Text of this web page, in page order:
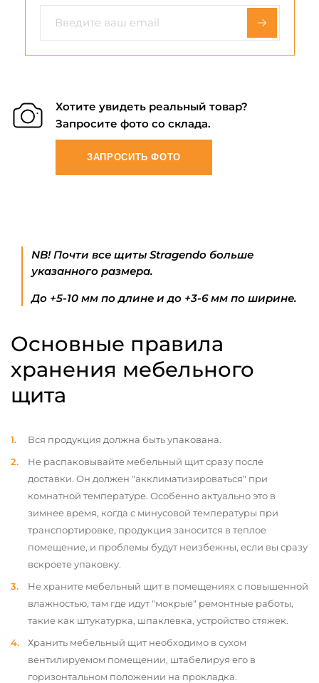
Хотите увидеть реальный товар?
Запросите фото со склада.
ЗАПРОСИТЬ ФОТО
NB! Почти все щиты Stragendo больше
указанного размера.
До +5-10 мм по длине и до +3-6 мм по ширине.
Основные правила
хранения мебельного
щита
Вся продукция должна быть упакована.
Не распаковывайте мебельный щит сразу после
доставки. Он должен "акклиматизироваться" при
комнатной температуре. Особенно актуально это в
зимнее время, когда с минусовой температуры при
транспортировке, продукция заносится в теплое
помещение, и проблемы будут неизбежны, если вы сразу
вскроете упаковку.
Не храните мебельный щит в помещениях с повышенной
влажностью, там где идут "мокрые" ремонтные работы,
такие как штукатурка, шпаклевка, устройство стяжек.
Хранить мебельный щит необходимо в сухом
вентилируемом помещении, штабелируя его в
горизонтальном положении на прокладка.